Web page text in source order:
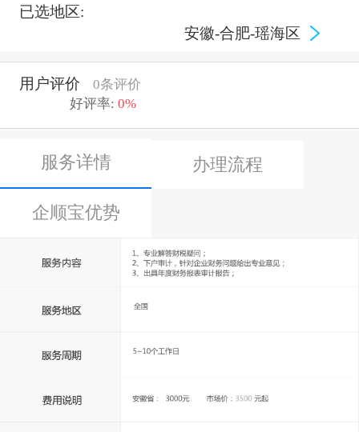
已选地区:
安徽-合肥-瑶海区
用户评价
0条评价
好评率: 0%
服务详情 办理流程
企顺宝优势